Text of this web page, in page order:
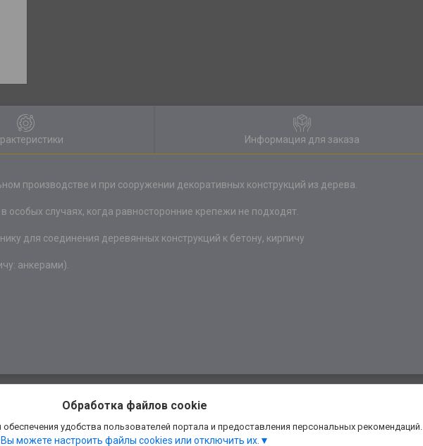
Информация для заказа
производстве и при сооружении декоративных конструкций из дерева.
особых случаях, когда равносторонние крепежи не подходят.
для соединения деревянных конструкций к бетону, кирпичу
анкерами).
Обработка файлов cookie
удобства пользователей портала и предоставления персональных рекомендаций.
Вы можете настроить файлы cookies или отключить их.